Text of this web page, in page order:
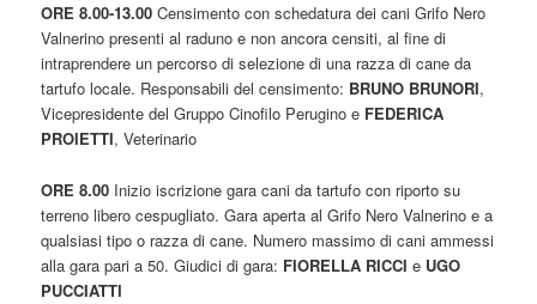
ORE 8.00-13.00 Censimento con schedatura dei cani Grifo Nero
Valnerino presenti al raduno e non ancora censiti, al fine di
intraprendere un percorso di selezione di una razza di cane da
tartufo locale. Responsabili del censimento: BRUNO BRUNORI,
Vicepresidente del Gruppo Cinofilo Perugino e FEDERICA
PROIETTI, Veterinario
ORE 8.00 Inizio iscrizione gara cani da tartufo con riporto su
terreno libero cespugliato. Gara aperta al Grifo Nero Valnerino e a
qualsiasi tipo o razza di cane. Numero massimo di cani ammessi
alla gara pari a 50. Giudici di gara: FIORELLA RICCI e UGO
PUCCIATTI